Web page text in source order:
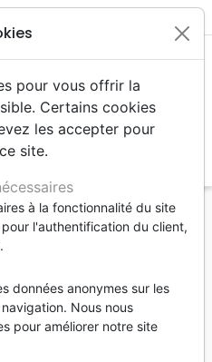
santé
PUISSANCE DES
PUISSANCE
pour vous offrir la
Certains cookies
les accepter pour
site.
à la fonctionnalité du site
l'authentification du client,
données anonymes sur les
Nous nous
pour améliorer notre site